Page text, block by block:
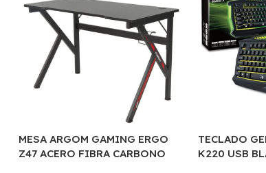
MESA ARGOM GAMING ERGO
Z47 ACERO FIBRA CARBONO
TECLADO
K220 USB